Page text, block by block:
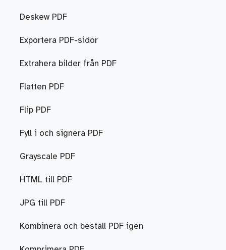
Deskew PDF
Exportera PDF-sidor
Extrahera bilder från PDF
Flatten PDF
Flip PDF
Fyll i och signera PDF
Grayscale PDF
HTML till PDF
JPG till PDF
Kombinera och beställ PDF igen